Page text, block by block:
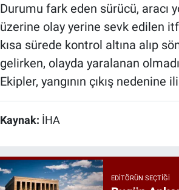
Durumu fark eden sürücü, aracı
üzerine olay yerine sevk edilen
kısa sürede kontrol altına alıp
gelirken, olayda yaralanan
Ekipler, yangının çıkış
Kaynak: İHA
EDITÖRÜN SEÇTIĞI